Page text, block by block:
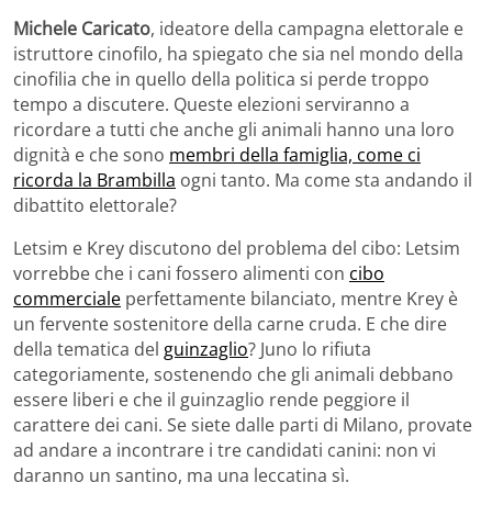
Michele Caricato, ideatore della campagna elettorale e
istruttore cinofilo, ha spiegato che sia nel mondo della
cinofilia che in quello della politica si perde troppo
tempo a discutere. Queste elezioni serviranno a
ricordare a tutti che anche gli animali hanno una loro
dignità e che sono membri della famiglia, come ci
ricorda la Brambilla ogni tanto. Ma come sta andando il
dibattito elettorale?
Letsim e Krey discutono del problema del cibo: Letsim
vorrebbe che i cani fossero alimenti con cibo
commerciale perfettamente bilanciato, mentre Krey è
un fervente sostenitore della carne cruda. E che dire
della tematica del guinzaglio? Juno lo rifiuta
categoriamente, sostenendo che gli animali debbano
essere liberi e che il guinzaglio rende peggiore il
carattere dei cani. Se siete dalle parti di Milano, provate
ad andare a incontrare i tre candidati canini: non vi
daranno un santino, ma una leccatina sì.